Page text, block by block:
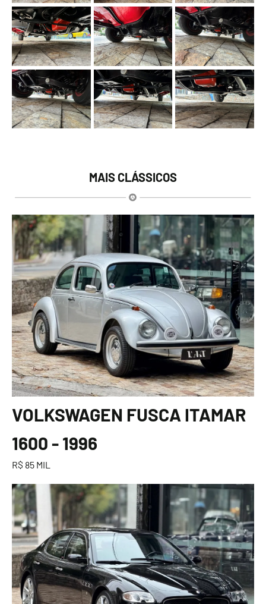
MAIS CLÁSSICOS
VOLKSWAGEN FUSCA ITAMAR
1600 - 1996
R$ 85 MIL